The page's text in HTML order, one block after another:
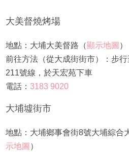
大美督燒烤場
地點：大埔大美督路（顯示地圖 ）
前往方法（從大成街街市）：步
211號線，於天宏苑下車
電話： 3183 9020
大埔墟街市
地點：大埔鄉事會街8號大埔綜合
示地圖 ）